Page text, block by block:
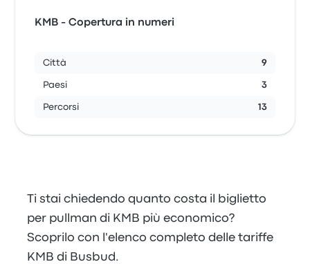
KMB - Copertura in numeri
Città 9
Paesi 3
Percorsi 13
Ti stai chiedendo quanto costa il biglietto
per pullman di KMB più economico?
Scoprilo con l'elenco completo delle tariffe
KMB di Busbud.